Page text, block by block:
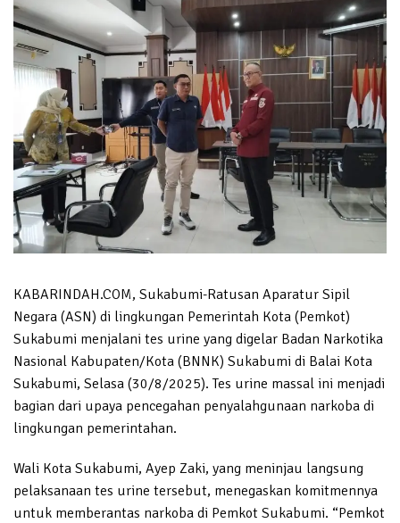
KABARINDAH.COM, Sukabumi-Ratusan Aparatur Sipil
Negara (ASN) di lingkungan Pemerintah Kota (Pemkot)
Sukabumi menjalani tes urine yang digelar Badan Narkotika
Nasional Kabupaten/Kota (BNNK) Sukabumi di Balai Kota
Sukabumi, Selasa (30/8/2025). Tes urine massal ini menjadi
bagian dari upaya pencegahan penyalahgunaan narkoba di
lingkungan pemerintahan.
Wali Kota Sukabumi, Ayep Zaki, yang meninjau langsung
pelaksanaan tes urine tersebut, menegaskan komitmennya
untuk memberantas narkoba di Pemkot Sukabumi. “Pemkot